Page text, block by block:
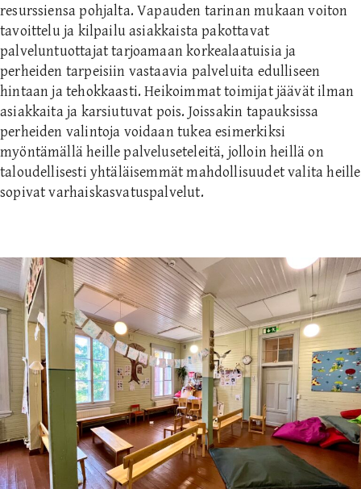
resurssiensa pohjalta. Vapauden tarinan mukaan voiton
tavoittelu ja kilpailu asiakkaista pakottavat
palveluntuottajat tarjoamaan korkealaatuisia ja
perheiden tarpeisiin vastaavia palveluita edulliseen
hintaan ja tehokkaasti. Heikoimmat toimijat jäävät ilman
asiakkaita ja karsiutuvat pois. Joissakin tapauksissa
perheiden valintoja voidaan tukea esimerkiksi
myöntämällä heille palveluseteleitä, jolloin heillä on
taloudellisesti yhtäläisemmät mahdollisuudet valita heille
sopivat varhaiskasvatuspalvelut.